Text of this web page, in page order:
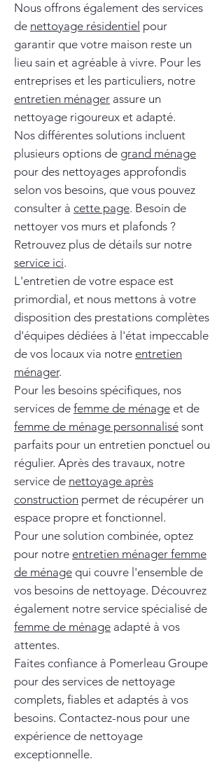
Nous offrons également des services
de nettoyage résidentiel pour
garantir que votre maison reste un
lieu sain et agréable à vivre. Pour les
entreprises et les particuliers, notre
entretien ménager assure un
nettoyage rigoureux et adapté.
Nos différentes solutions incluent
plusieurs options de grand ménage
pour des nettoyages approfondis
selon vos besoins, que vous pouvez
consulter à cette page. Besoin de
nettoyer vos murs et plafonds ?
Retrouvez plus de détails sur notre
service ici.
L'entretien de votre espace est
primordial, et nous mettons à votre
disposition des prestations complètes
d'équipes dédiées à l'état impeccable
de vos locaux via notre entretien
ménager.
Pour les besoins spécifiques, nos
services de femme de ménage et de
femme de ménage personnalisé sont
parfaits pour un entretien ponctuel ou
régulier. Après des travaux, notre
service de nettoyage après
construction permet de récupérer un
espace propre et fonctionnel.
Pour une solution combinée, optez
pour notre entretien ménager femme
de ménage qui couvre l'ensemble de
vos besoins de nettoyage. Découvrez
également notre service spécialisé de
femme de ménage adapté à vos
attentes.
Faites confiance à Pomerleau Groupe
pour des services de nettoyage
complets, fiables et adaptés à vos
besoins. Contactez-nous pour une
expérience de nettoyage
exceptionnelle.